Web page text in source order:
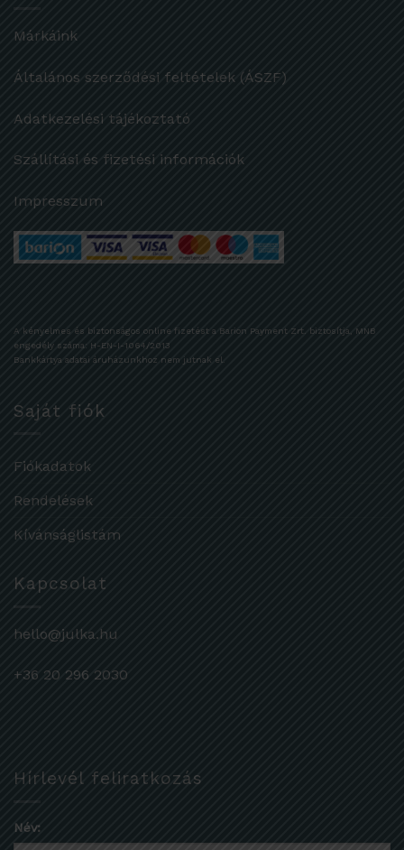
Márkáink
Általános szerződési feltételek (ÁSZF)
Adatkezelési tájékoztató
Szállítási és fizetési információk
Impresszum
A kényelmes és biztonságos online fizetést a Barion Payment Zrt. biztosítja, MNB
engedély száma: H-EN-I-1064/2013
Bankkártya adatai áruházunkhoz nem jutnak el.
Saját fiók
Fiókadatok
Rendelések
Kívánságlistám
Kapcsolat
hello@julka.hu
+36 20 296 2030
Hírlevél feliratkozás
Név: